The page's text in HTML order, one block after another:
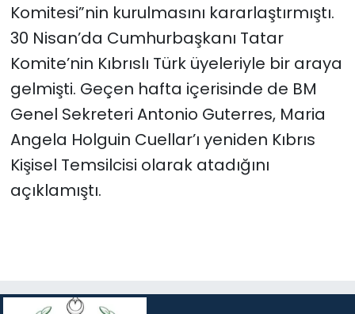
Komitesi”nin kurulmasını kararlaştırmıştı.
30 Nisan’da Cumhurbaşkanı Tatar
Komite’nin Kıbrıslı Türk üyeleriyle bir araya
gelmişti. Geçen hafta içerisinde de BM
Genel Sekreteri Antonio Guterres, Maria
Angela Holguin Cuellar’ı yeniden Kıbrıs
Kişisel Temsilcisi olarak atadığını
açıklamıştı.